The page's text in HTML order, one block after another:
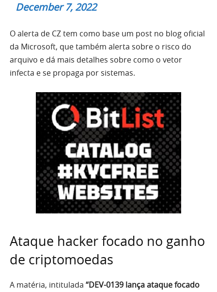
December 7, 2022
O alerta de CZ tem como base um post no blog oficial
da Microsoft, que também alerta sobre o risco do
arquivo e dá mais detalhes sobre como o vetor
infecta e se propaga por sistemas.
Ataque hacker focado no ganho
de criptomoedas
A matéria, intitulada “DEV-0139 lança ataque focado